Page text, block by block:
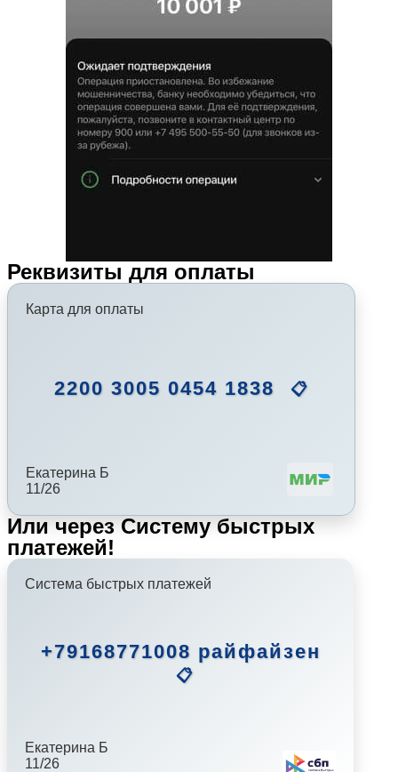
Реквизиты для оплаты
Карта для оплаты
2200 3005 0454 1838 📋
Екатерина Б
11/26
Или через Систему быстрых
платежей!
Система быстрых платежей
+79168771008 райфайзен
📋
Екатерина Б
11/26